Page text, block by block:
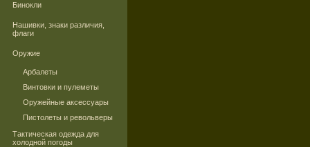
Бинокли
Нашивки, знаки различия,
флаги
Оружие
Арбалеты
Винтовки и пулеметы
Оружейные аксессуары
Пистолеты и револьверы
Тактическая одежда для
холодной погоды